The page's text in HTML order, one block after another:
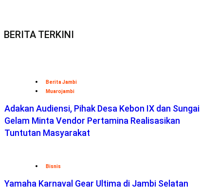
BERITA TERKINI
Berita Jambi
Muarojambi
Adakan Audiensi, Pihak Desa Kebon IX dan Sungai
Gelam Minta Vendor Pertamina Realisasikan
Tuntutan Masyarakat
Bisnis
Yamaha Karnaval Gear Ultima di Jambi Selatan